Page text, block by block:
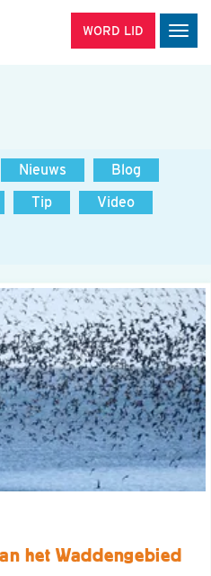
WORD LID
Nieuws
Blog
Tip
Video
het Waddengebied